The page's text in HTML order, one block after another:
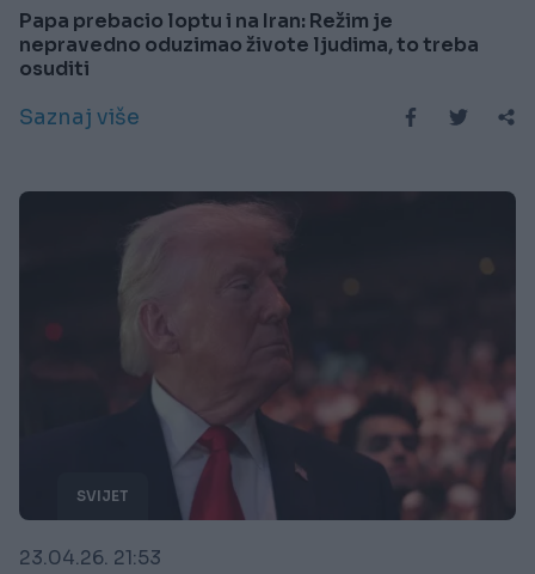
Papa prebacio loptu i na Iran: Režim je
nepravedno oduzimao živote ljudima, to treba
osuditi
Saznaj više
SVIJET
23.04.26. 21:53